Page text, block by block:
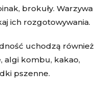
brokuły. Warzywa
ich rozgotowywania.
uchodzą również
algi kombu, kakao,
pszenne.